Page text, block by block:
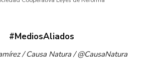
#MediosAliados
/ Causa Natura / @CausaNatura